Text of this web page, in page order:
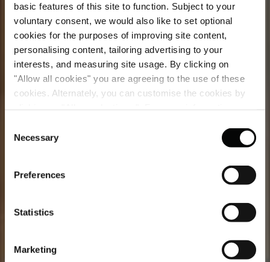
basic features of this site to function. Subject to your
voluntary consent, we would also like to set optional
cookies for the purposes of improving site content,
personalising content, tailoring advertising to your
interests, and measuring site usage. By clicking on
"Allow all cookies" you are agreeing to the use of these
cookies. Alternately, you can customise the cookies by
Selection
Necessary
Preferences
Statistics
Marketing
Президентский люкс
Произведения искусства, украшающие стены
этого люкса, впечатляют не меньше, чем
захватывающая панорама Невского проспекта,
номера не ограничивается, ведь Президентский
люкс излучает изысканность во всем — от
роскоши гостиной. Примите во внимание нашу
предложениями Представительской гостиной:
напитки и легкие закуски здесь подаются